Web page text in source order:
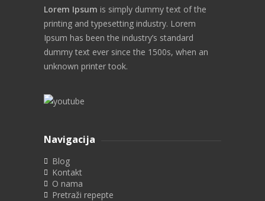
Lorem Ipsum is simply dummy text of the
printing and typesetting industry. Lorem
Ipsum has been the industry’s standard
dummy text ever since the 1500s, when an
unknown printer took.
Navigacija
Blog
Kontakt
O nama
Pretraži repepte